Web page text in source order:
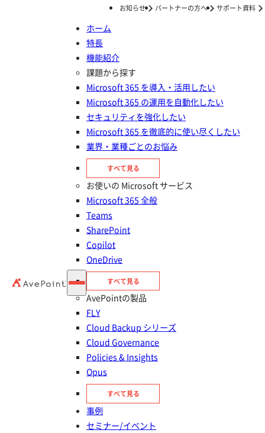
お知らせ パートナーの方へ サポート資料
ホーム
特長
機能紹介
課題から探す
Microsoft 365 を導入・活用したい
Microsoft 365 の運用を自動化したい
セキュリティを強化したい
Microsoft 365 を徹底的に使い尽くしたい
業界・業種ごとのお悩み
すべて見る
お使いの Microsoft サービス
Microsoft 365 全般
Teams
SharePoint
Copilot
OneDrive
すべて見る
AvePointの製品
FLY
Cloud Backup シリーズ
Cloud Governance
Policies & Insights
Opus
すべて見る
事例
セミナー/イベント
ナレッジ/コラム
エクスプローラーで SharePoint
を開く手順とトラブル解決法
2025年03月24日
はじめての365運用
SharePoint の「エクスプローラーで表示す
る」コマンドとは？